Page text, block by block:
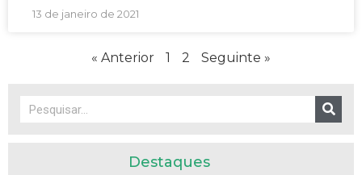
Destaques
13 de janeiro de 2021
« Anterior 1 2 Seguinte »